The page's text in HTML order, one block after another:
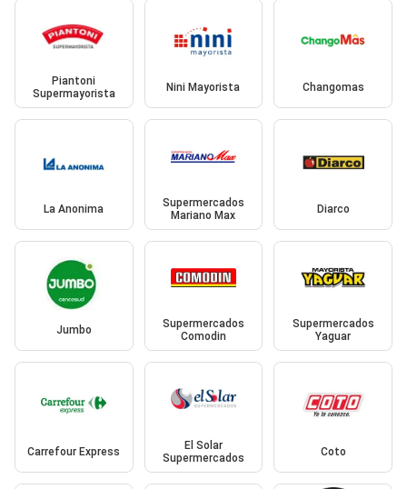
Piantoni
Supermayorista
Nini Mayorista Changomas
La Anonima
Supermercados
Mariano Max
Diarco
Jumbo
Supermercados
Comodin
Supermercados
Yaguar
Carrefour Express
El Solar
Supermercados
Coto